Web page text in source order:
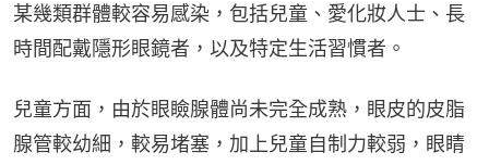
某幾類群體較容易感染，包括兒童、愛化妝人士、長
時間配戴隱形眼鏡者，以及特定生活習慣者。
兒童方面，由於眼瞼腺體尚未完全成熟，眼皮的皮脂
腺管較幼細，較易堵塞，加上兒童自制力較弱，眼睛